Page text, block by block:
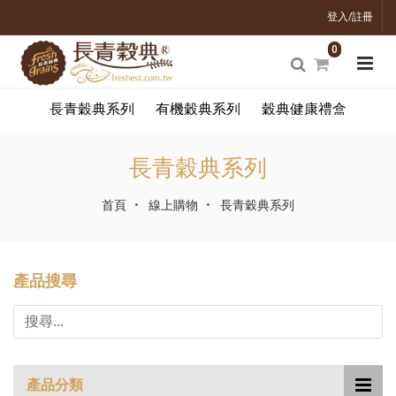
登入/註冊
0
長青穀典系列 有機穀典系列 穀典健康禮盒
長青穀典系列
首頁 線上購物 長青穀典系列
產品搜尋
產品分類